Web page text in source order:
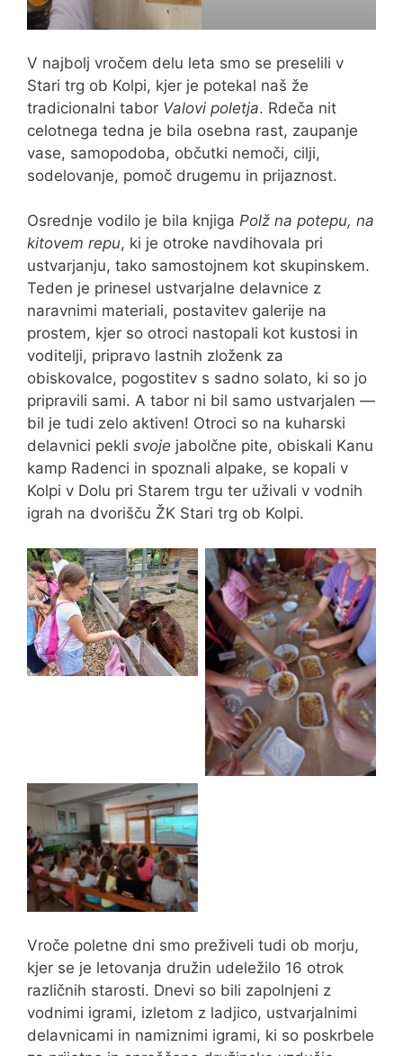
V najbolj vročem delu leta smo se preselili v
Stari trg ob Kolpi, kjer je potekal naš že
tradicionalni tabor Valovi poletja. Rdeča nit
celotnega tedna je bila osebna rast, zaupanje
vase, samopodoba, občutki nemoči, cilji,
sodelovanje, pomoč drugemu in prijaznost.
Osrednje vodilo je bila knjiga Polž na potepu, na
kitovem repu, ki je otroke navdihovala pri
ustvarjanju, tako samostojnem kot skupinskem.
Teden je prinesel ustvarjalne delavnice z
naravnimi materiali, postavitev galerije na
prostem, kjer so otroci nastopali kot kustosi in
voditelji, pripravo lastnih zloženk za
obiskovalce, pogostitev s sadno solato, ki so jo
pripravili sami. A tabor ni bil samo ustvarjalen —
bil je tudi zelo aktiven! Otroci so na kuharski
delavnici pekli svoje jabolčne pite, obiskali Kanu
kamp Radenci in spoznali alpake, se kopali v
Kolpi v Dolu pri Starem trgu ter uživali v vodnih
igrah na dvorišču ŽK Stari trg ob Kolpi.
Valovi poletja
Peka jabolčnih pit
Valovi poletja
Vroče poletne dni smo preživeli tudi ob morju,
kjer se je letovanja družin udeležilo 16 otrok
različnih starosti. Dnevi so bili zapolnjeni z
vodnimi igrami, izletom z ladjico, ustvarjalnimi
delavnicami in namiznimi igrami, ki so poskrbele